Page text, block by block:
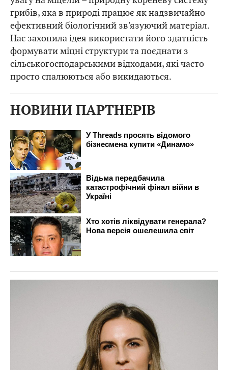
грибів, яка в природі працює як надзвичайно
ефективний біологічний зв'язуючий матеріал.
Нас захопила ідея використати його здатність
формувати міцні структури та поєднати з
сільськогосподарськими відходами, які часто
просто спалюються або викидаються.
НОВИНИ ПАРТНЕРІВ